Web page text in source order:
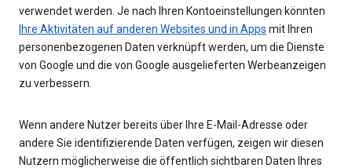
verwendet werden. Je nach Ihren Kontoeinstellungen könnten
Ihre Aktivitäten auf anderen Websites und in Apps mit Ihren
personenbezogenen Daten verknüpft werden, um die Dienste
von Google und die von Google ausgelieferten Werbeanzeigen
zu verbessern.
Wenn andere Nutzer bereits über Ihre E-Mail-Adresse oder
andere Sie identifizierende Daten verfügen, zeigen wir diesen
Nutzern möglicherweise die öffentlich sichtbaren Daten Ihres